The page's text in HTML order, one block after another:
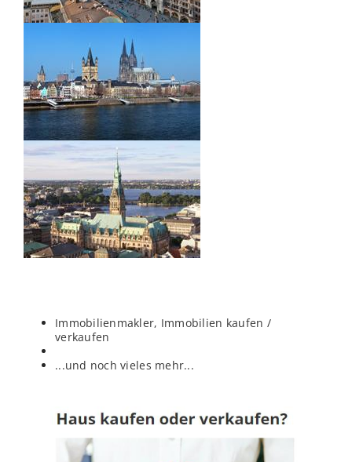
Immobilienmakler, Immobilien kaufen /
verkaufen
...und noch vieles mehr...